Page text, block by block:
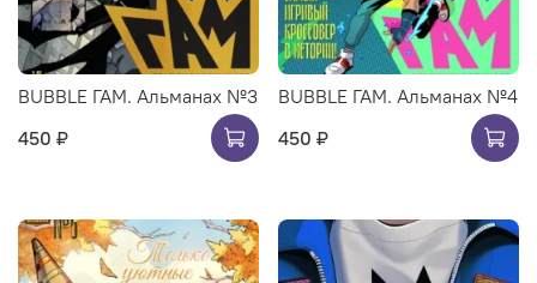
BUBBLE ГАМ. Альманах №3
450 ₽
BUBBLE ГАМ. Альманах №4
450 ₽